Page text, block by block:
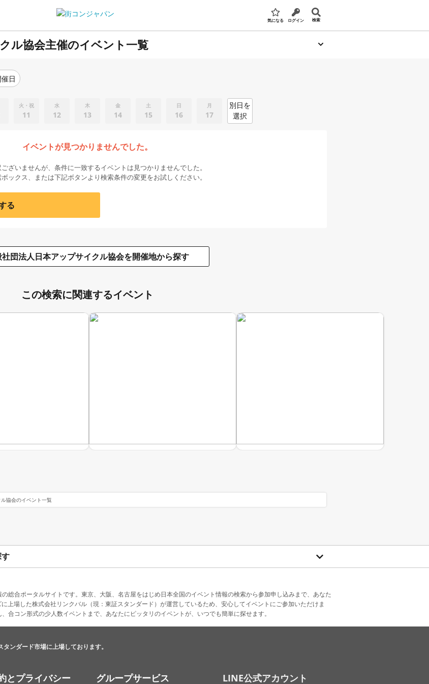
気になる ログイン 検索
ル協会主催のイベント一覧
日
火・祝
11
水
12
木
13
金
14
土
15
日
16
月
17
別日を
選択
イベントが見つかりませんでした。
ざいませんが、条件に一致するイベントは見つかりませんでした。
ックス、または下記ボタンより検索条件の変更をお試しください。
る
団法人日本アップサイクル協会を開催地から探す
この検索に関連するイベント
協会のイベント一覧
総合ポータルサイトです。東京、大阪、名古屋をはじめ日本全国のイベント情報の検索から参加申し込みまで、あなた
上場した株式会社リンクバル（現：東証スタンダード）が運営しているため、安心してイベントにご参加いただけま
合コン形式の少人数イベントまで、あなたにピッタリのイベントが、いつでも簡単に探せます。
ンダード市場に上場しております。
とプライバシー グループサービス LINE公式アカウント